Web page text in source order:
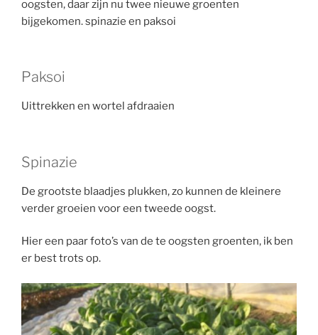
oogsten, daar zijn nu twee nieuwe groenten
bijgekomen. spinazie en paksoi
Paksoi
Uittrekken en wortel afdraaien
Spinazie
De grootste blaadjes plukken, zo kunnen de kleinere
verder groeien voor een tweede oogst.
Hier een paar foto’s van de te oogsten groenten, ik ben
er best trots op.